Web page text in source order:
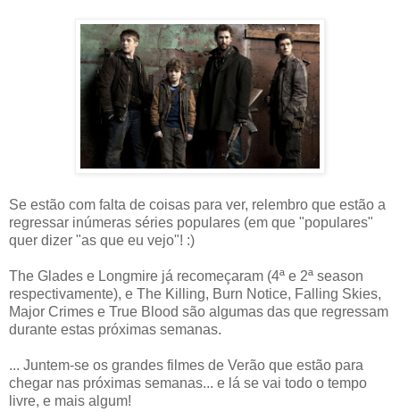
Se estão com falta de coisas para ver, relembro que estão a
regressar inúmeras séries populares (em que "populares"
quer dizer "as que eu vejo"! :)
The Glades e Longmire já recomeçaram (4ª e 2ª season
respectivamente), e The Killing, Burn Notice, Falling Skies,
Major Crimes e True Blood são algumas das que regressam
durante estas próximas semanas.
... Juntem-se os grandes filmes de Verão que estão para
chegar nas próximas semanas... e lá se vai todo o tempo
livre, e mais algum!